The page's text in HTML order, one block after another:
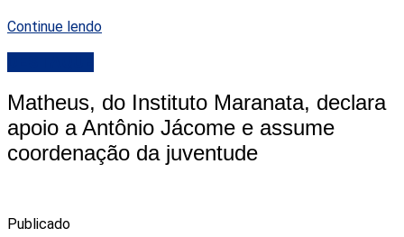
Continue lendo
Matheus, do Instituto Maranata, declara
apoio a Antônio Jácome e assume
coordenação da juventude
Publicado